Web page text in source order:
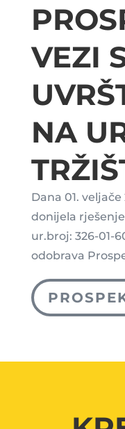
VEZI
NA
Dana 01.
donijela rješenje
ur.broj: 326-01-
odobrava